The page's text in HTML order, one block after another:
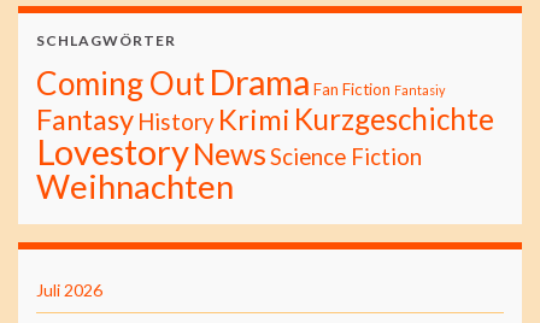
SCHLAGWÖRTER
Coming OutDrama Fan Fiction Fantasiy
Fantasy History Krimi Kurzgeschichte
LovestoryNewsScience Fiction
Weihnachten
Juli 2026